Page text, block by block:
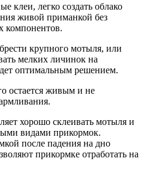
клеи, легко создать облако
живой приманкой без
компонентов.
крупного мотыля, или
мелких личинок на
оптимальным решением.
остается живым и не
хорошо склеивать мотыля и
видами прикормок.
после падения на дно
прикормке отработать на